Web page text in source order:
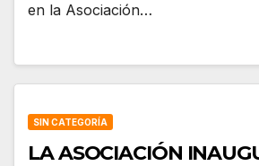
en la Asociación…
SIN CATEGORÍA
LA ASOCIACIÓN